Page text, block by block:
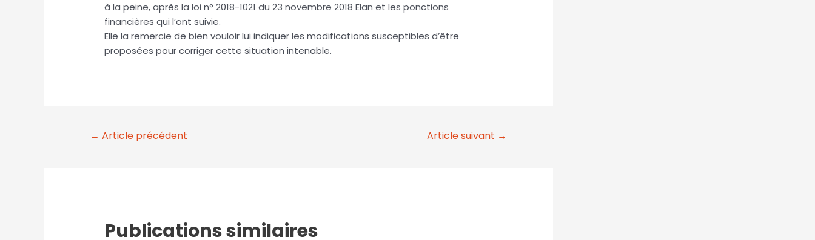
à la peine, après la loi n° 2018-1021 du 23 novembre 2018 Elan et les ponctions
financières qui l’ont suivie.
Elle la remercie de bien vouloir lui indiquer les modifications susceptibles d’être
proposées pour corriger cette situation intenable.
← Article précédent Article suivant →
Publications similaires